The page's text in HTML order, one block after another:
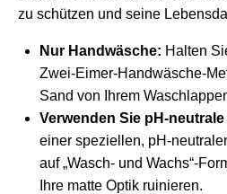
zu schützen und seine
Nur Handwäsche: Halten
Zwei-Eimer-Handwäsche-
Sand von Ihrem
Verwenden Sie pH-neutrale
einer speziellen, pH-
auf „Wasch- und Wachs“-
Ihre matte Optik ruinieren.